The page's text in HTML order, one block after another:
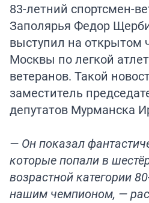
83-летний спортсмен-
Заполярья Федор
выступил на открытом
Москвы по легкой
ветеранов. Такой
заместитель
депутатов Мурманска
— Он показал
которые попали в
возрастной категории
нашим чемпионом, —